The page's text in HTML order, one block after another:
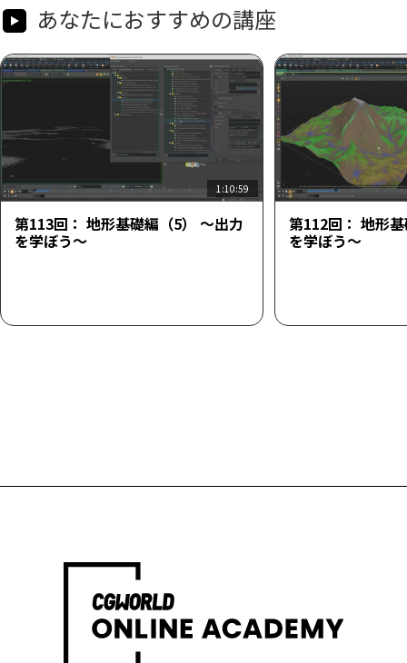
あなたにおすすめの講座
1:10:59
第113回： 地形基礎編（5） ～出力
を学ぼう～
第112回： 地形
を学ぼう～